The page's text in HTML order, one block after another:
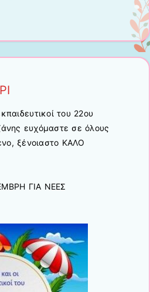
του 22ου
ευχόμαστε σε όλους
ξένοιαστο ΚΑΛΟ
ΓΙΑ ΝΕΕΣ